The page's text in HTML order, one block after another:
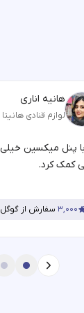
هانیه اناری
لوازم قنادی
با پنل میکسین
کمک کرد.
۳,۰۰۰ سفارش از گوگل